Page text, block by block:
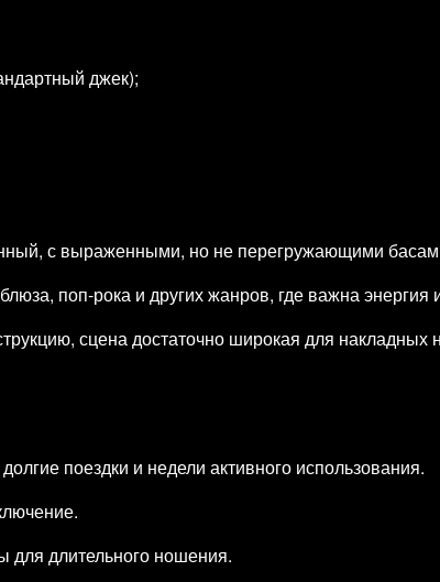
джек);
с выраженными, но не перегружающими
поп‑рока и других жанров, где важна энергия
сцена достаточно широкая для накладных
поездки и недели активного использования.
для длительного ношения.